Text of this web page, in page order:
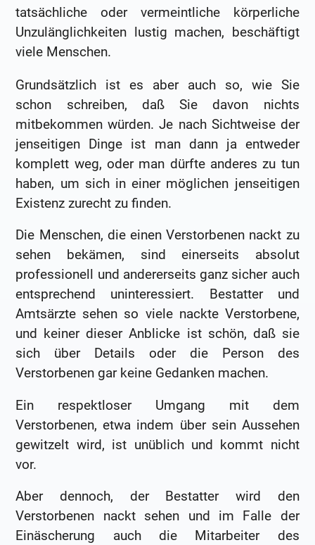
tatsächliche oder vermeintliche körperliche
Unzulänglichkeiten lustig machen, beschäftigt
viele Menschen.
Grundsätzlich ist es aber auch so, wie Sie
schon schreiben, daß Sie davon nichts
mitbekommen würden. Je nach Sichtweise der
jenseitigen Dinge ist man dann ja entweder
komplett weg, oder man dürfte anderes zu tun
haben, um sich in einer möglichen jenseitigen
Existenz zurecht zu finden.
Die Menschen, die einen Verstorbenen nackt zu
sehen bekämen, sind einerseits absolut
professionell und andererseits ganz sicher auch
entsprechend uninteressiert. Bestatter und
Amtsärzte sehen so viele nackte Verstorbene,
und keiner dieser Anblicke ist schön, daß sie
sich über Details oder die Person des
Verstorbenen gar keine Gedanken machen.
Ein respektloser Umgang mit dem
Verstorbenen, etwa indem über sein Aussehen
gewitzelt wird, ist unüblich und kommt nicht
vor.
Aber dennoch, der Bestatter wird den
Verstorbenen nackt sehen und im Falle der
Einäscherung auch die Mitarbeiter des